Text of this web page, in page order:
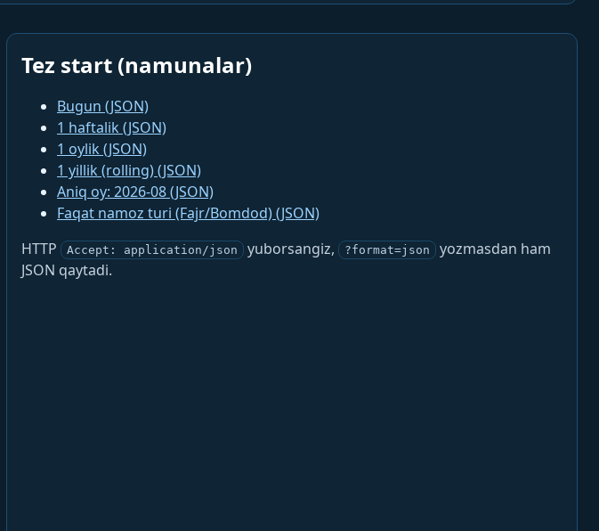
Tez start (namunalar)
Bugun (JSON)
1 haftalik (JSON)
1 oylik (JSON)
1 yillik (rolling) (JSON)
Aniq oy: 2026-08 (JSON)
Faqat namoz turi (Fajr/Bomdod) (JSON)
HTTP
Accept: application/json yuborsangiz, ?format=json
yozmasdan ham
JSON qaytadi.